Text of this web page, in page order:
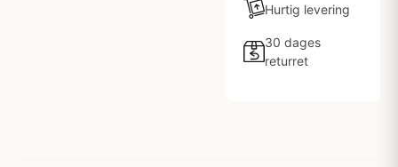
Hurtig levering
30 dages
returret